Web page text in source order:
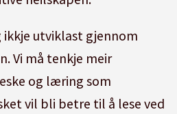
utviklast gjennom
Vi må tenkje meir
og læring som
vil bli betre til å lese ved